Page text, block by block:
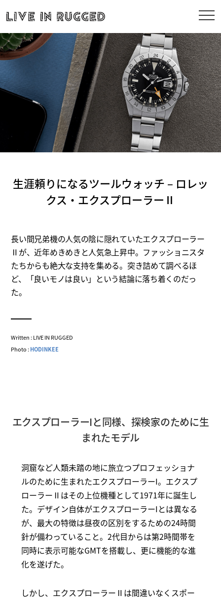
生涯頼りになるツールウォッチ – ロレッ
クス・エクスプローラーⅡ
長い間兄弟機の人気の陰に隠れていたエクスプローラー
Ⅱが、近年めきめきと人気急上昇中。ファッショニスタ
たちからも絶大な支持を集める。突き詰めて調べるほ
ど、「良いモノは良い」という結論に落ち着くのだっ
た。
Written : LIVE IN RUGGED
Photo :HODINKEE
エクスプローラーIと同様、探検家のために生
まれたモデル
洞窟など人類未踏の地に旅立つプロフェッショナ
ルのために生まれたエクスプローラーI。エクスプ
ローラーⅡはその上位機種として1971年に誕生し
た。デザイン自体がエクスプローラーIとは異なる
が、最大の特徴は昼夜の区別をするための24時間
針が備わっていること。2代目からは第2時間帯を
同時に表示可能なGMTを搭載し、更に機能的な進
化を遂げた。
しかし、エクスプローラーⅡは間違いなくスポー